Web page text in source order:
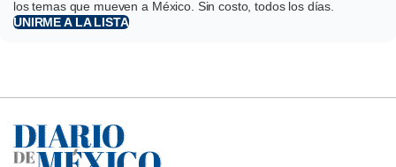
los temas que mueven a México. Sin costo, todos los días.
UNIRME A LA LISTA